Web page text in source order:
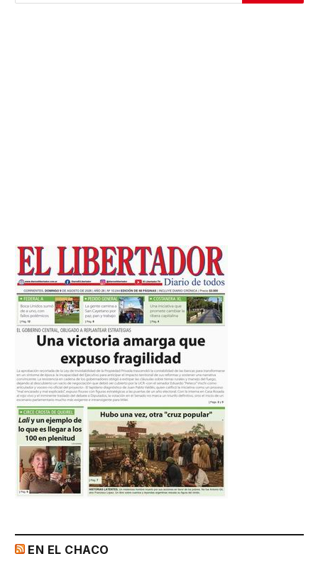
EN EL CHACO